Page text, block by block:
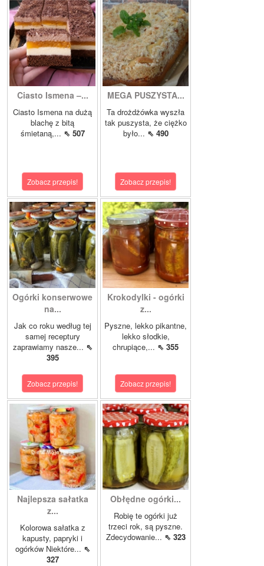
Ciasto Ismena –...
Ciasto Ismena na dużą
blachę z bitą
śmietaną,... ⇖ 507
Zobacz przepis!
MEGA PUSZYSTA...
Ta drożdżówka wyszła
tak puszysta, że ciężko
było... ⇖ 490
Zobacz przepis!
Ogórki konserwowe
na...
Jak co roku według tej
samej receptury
zaprawiamy nasze... ⇖
395
Zobacz przepis!
Krokodylki - ogórki
z...
Pyszne, lekko pikantne,
lekko słodkie,
chrupiące,... ⇖ 355
Zobacz przepis!
Najlepsza sałatka
z...
Kolorowa sałatka z
kapusty, papryki i
ogórków Niektóre... ⇖
327
Obłędne ogórki...
Robię te ogórki już
trzeci rok, są pyszne.
Zdecydowanie... ⇖ 323